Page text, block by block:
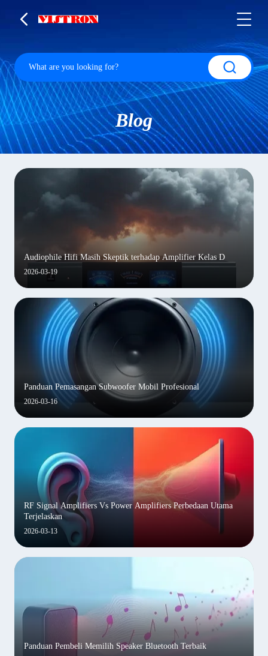
Blog
2026-03-19
Audiophile Hifi Masih Skeptik terhadap Amplifier Kelas D
2026-03-16
Panduan Pemasangan Subwoofer Mobil Profesional
2026-03-13
RF Signal Amplifiers Vs Power Amplifiers Perbedaan Utama
Terjelaskan
Panduan Pembeli Memilih Speaker Bluetooth Terbaik